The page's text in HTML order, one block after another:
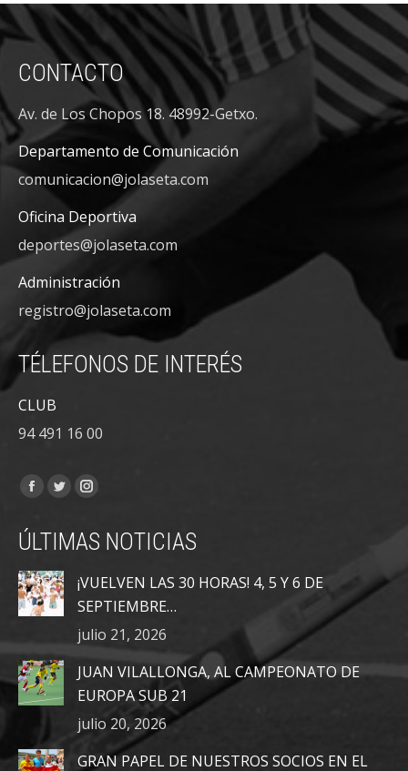
CONTACTO
Av. de Los Chopos 18. 48992-Getxo.
Departamento de Comunicación
comunicacion@jolaseta.com
Oficina Deportiva
deportes@jolaseta.com
Administración
registro@jolaseta.com
TÉLEFONOS DE INTERÉS
CLUB
94 491 16 00
Encuéntranos en:
Facebook
opens
in
new
window
Twitter
opens
in
new
window
Instagram
opens
new
window
ÚLTIMAS NOTICIAS
¡VUELVEN LAS 30 HORAS! 4, 5 Y 6 DE
SEPTIEMBRE…
julio 21, 2026
JUAN VILALLONGA, AL CAMPEONATO DE
EUROPA SUB 21
julio 20, 2026
GRAN PAPEL DE NUESTROS SOCIOS EN EL